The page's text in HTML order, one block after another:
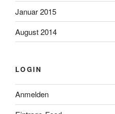
Januar 2015
August 2014
LOGIN
Anmelden